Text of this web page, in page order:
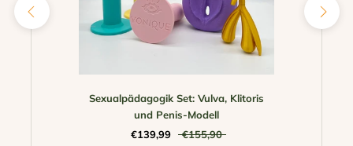
Sexualpädagogik Set: Vulva, Klitoris
und Penis-Modell
€139,99
€155,90